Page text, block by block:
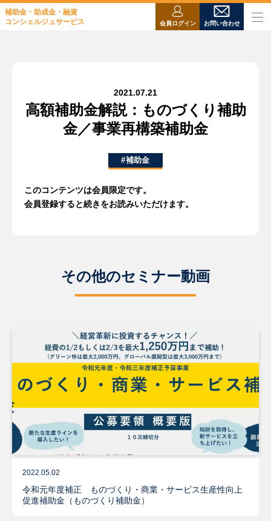
補助金・助成金・融資
コンシェルジュサービス
会員ログイン お問い合わせ
2021.07.21
高額補助金解説：ものづくり補助
金／事業再構築補助金
#補助金
このコンテンツは会員限定です。
会員登録すると続きをお読みいただけます。
その他のセミナー動画
2022.05.02
令和元年度補正 ものづくり・商業・サービス生産性向上
促進補助金（ものづくり補助金）